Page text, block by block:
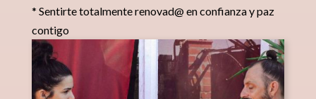
* Sentirte totalmente renovad@ en confianza y paz
contigo